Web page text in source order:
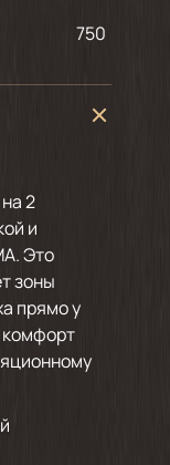
750
2
и
Это
зоны
прямо у
комфорт